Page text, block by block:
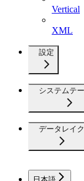
Vertical
XML
設定
システムテ
データレイク